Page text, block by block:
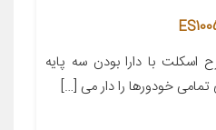
با دارا بودن سه پایه
خودورها را دار می […]